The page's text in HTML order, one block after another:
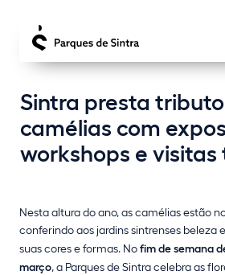
Sintra presta
camélias com
workshops e
Nesta altura do ano, as camélias estão
conferindo aos jardins sintrenses beleza
suas cores e formas. Nofim de semana
março, a Parques de Sintra celebra as